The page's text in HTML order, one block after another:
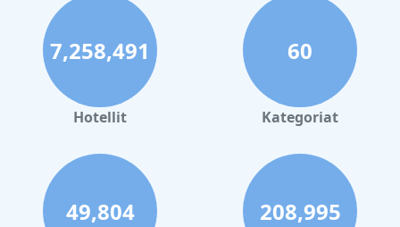
7,258,491
Hotellit
60
Kategoriat
49,804 208,995